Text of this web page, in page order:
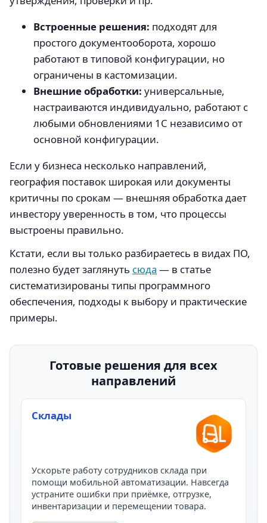
Встроенные решения: подходят для
простого документооборота, хорошо
работают в типовой конфигурации, но
ограничены в кастомизации.
Внешние обработки: универсальные,
настраиваются индивидуально, работают с
любыми обновлениями 1С независимо от
основной конфигурации.
Если у бизнеса несколько направлений,
география поставок широкая или документы
критичны по срокам — внешняя обработка дает
инвестору уверенность в том, что процессы
выстроены правильно.
Кстати, если вы только разбираетесь в видах ПО,
полезно будет заглянуть сюда — в статье
систематизированы типы программного
обеспечения, подходы к выбору и практические
примеры.
Готовые решения для всех
направлений
Склады
Ускорьте работу сотрудников склада при
помощи мобильной автоматизации. Навсегда
устраните ошибки при приёмке, отгрузке,
инвентаризации и перемещении товара.